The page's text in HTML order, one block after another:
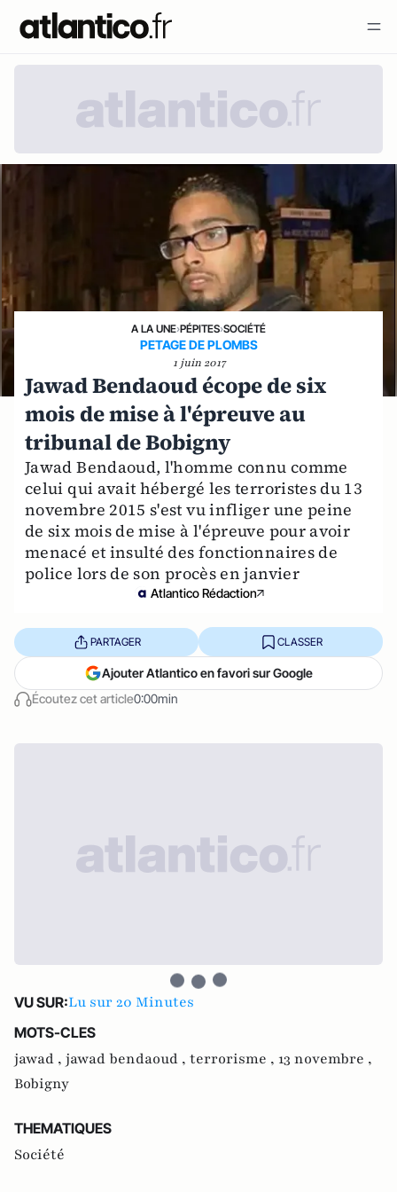
A LA UNE›PÉPITES›SOCIÉTÉ
PETAGE DE PLOMBS
1 juin 2017
Jawad Bendaoud écope de six
mois de mise à l'épreuve au
tribunal de Bobigny
Jawad Bendaoud, l'homme connu comme
celui qui avait hébergé les terroristes du 13
novembre 2015 s'est vu infliger une peine
de six mois de mise à l'épreuve pour avoir
menacé et insulté des fonctionnaires de
police lors de son procès en janvier
Atlantico Rédaction
Écoutez cet article0:00min
PARTAGER CLASSER
Ajouter Atlantico en favori sur Google
VU SUR:Lu sur 20 Minutes
MOTS-CLES
jawad , jawad bendaoud , terrorisme , 13 novembre ,
Bobigny
THEMATIQUES
Société